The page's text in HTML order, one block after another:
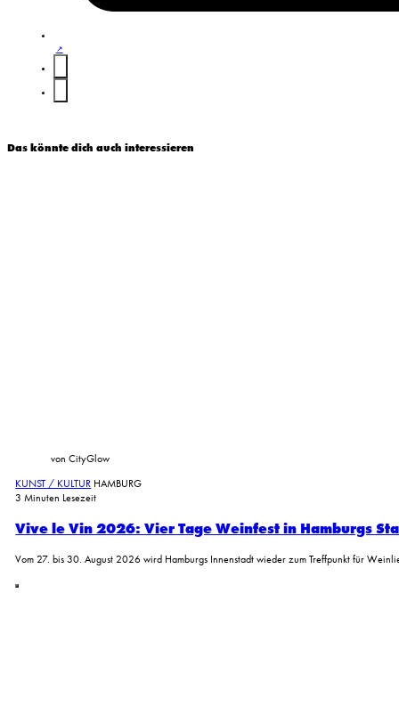
Das könnte dich auch interessieren
von CityGlow
KUNST / KULTUR HAMBURG
3 Minuten Lesezeit
Vive le Vin 2026: Vier Tage Weinfest in Hamburgs
Vom 27. bis 30. August 2026 wird Hamburgs Innenstadt wieder zum Treffpunkt für